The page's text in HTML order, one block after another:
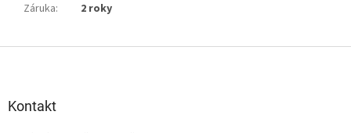
Záruka: 2 roky
Kontakt